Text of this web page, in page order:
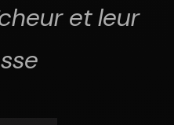
et leur